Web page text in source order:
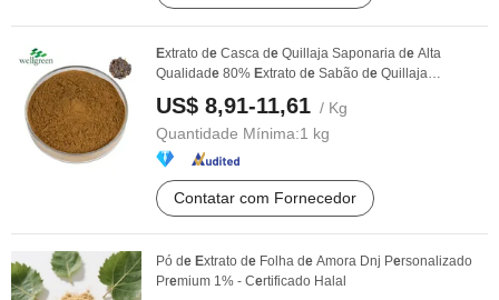
Extrato de Casca de Quillaja Saponaria de Alta
Qualidade 80% Extrato de Sabão de Quillaja
Saponina
US$ 8,91-11,61 / Kg
Quantidade Mínima:1 kg
Contatar com Fornecedor
Pó de Extrato de Folha de Amora Dnj Personalizado
Premium 1% - Certificado Halal